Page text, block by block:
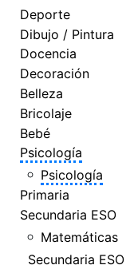
Deporte
Dibujo / Pintura
Docencia
Decoración
Belleza
Bricolaje
Bebé
Psicología
Psicología
Primaria
Secundaria ESO
Matemáticas
Secundaria ESO